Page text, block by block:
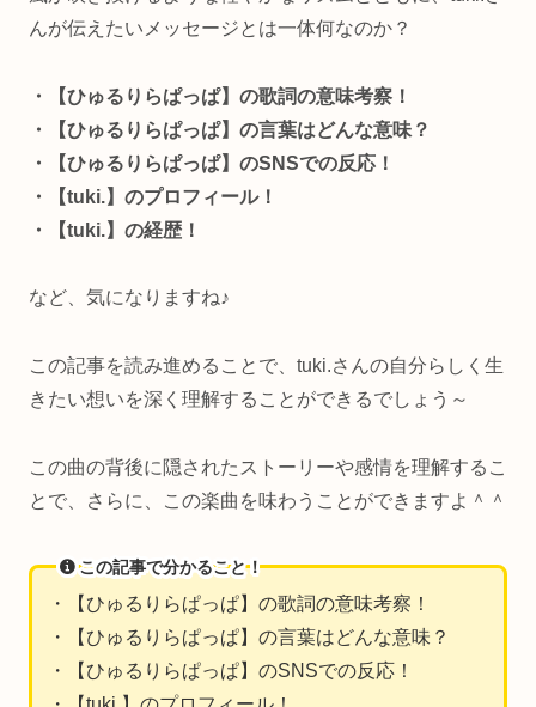
んが伝えたいメッセージとは一体何なのか？
・【ひゅるりらぱっぱ】の歌詞の意味考察！
・【ひゅるりらぱっぱ】の言葉はどんな意味？
・【ひゅるりらぱっぱ】のSNSでの反応！
・【tuki.】のプロフィール！
・【tuki.】の経歴！
など、気になりますね♪
この記事を読み進めることで、tuki.さんの自分らしく生
きたい想いを深く理解することができるでしょう～
この曲の背後に隠されたストーリーや感情を理解するこ
とで、さらに、この楽曲を味わうことができますよ＾＾
この記事で分かること！
・【ひゅるりらぱっぱ】の歌詞の意味考察！
・【ひゅるりらぱっぱ】の言葉はどんな意味？
・【ひゅるりらぱっぱ】のSNSでの反応！